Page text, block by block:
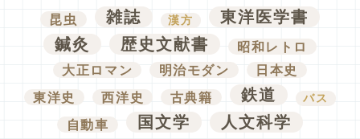
昆虫 雑誌 漢方
東洋医学書
鍼灸
歴史文献書
昭和レトロ
大正ロマン
明治モダン
日本史
東洋史
西洋史 古典籍 鉄道 バス
自動車 国文学
人文科学